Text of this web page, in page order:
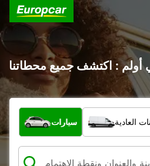
أولم : اكتشف جميع محطاتنا
ما نوع المركبة؟
سيارات العادية